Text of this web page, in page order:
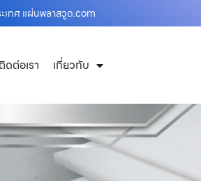
เทศ แผ่นพลาสวูด.com
ติดต่อเรา เกี่ยวกับ